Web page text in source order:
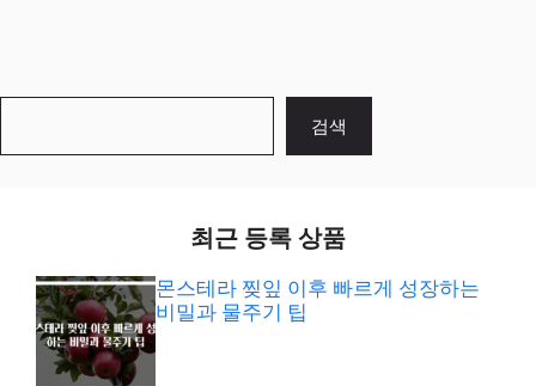
검색
최근 등록 상품
몬스테라 찢잎 이후 빠르게 성장하는
비밀과 물주기 팁